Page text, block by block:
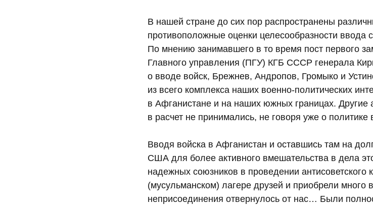
В нашей стране до сих пор распространены
противоположные оценки целесообразности ввода
По мнению занимавшего в то время пост первого
Главного управления (ПГУ) КГБ СССР генерала
о вводе войск, Брежнев, Андропов, Громыко и
из всего комплекса наших военно-политических
в Афганистане и на наших южных границах. Другие
в расчет не принимались, не говоря уже о политике
Вводя войска в Афганистан и оставшись там на
США для более активного вмешательства в дела
надежных союзников в проведении
(мусульманском) лагере друзей и приобрели много
неприсоединения отвернулось от нас… Были